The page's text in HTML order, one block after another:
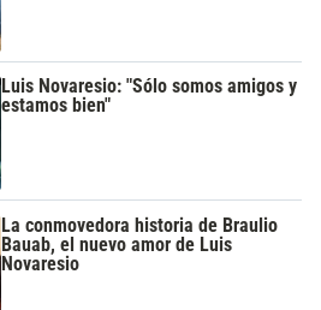
Luis Novaresio: "Sólo somos amigos y
estamos bien"
La conmovedora historia de Braulio
Bauab, el nuevo amor de Luis
Novaresio